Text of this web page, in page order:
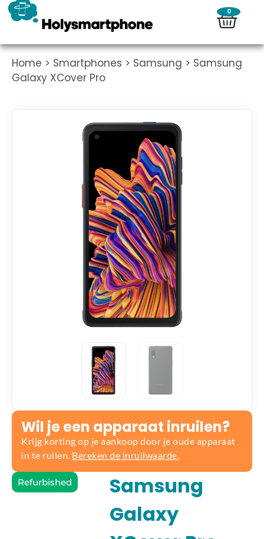
0
Home > Smartphones > Samsung > Samsung
Galaxy XCover Pro
Wil je een apparaat inruilen?
Krijg korting op je aankoop door je oude apparaat
in te ruilen. Bereken de inruilwaarde.
Refurbished
Samsung
Galaxy